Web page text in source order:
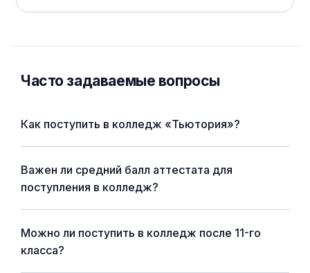
Часто задаваемые вопросы
Как поступить в колледж «Тьютория»?
Важен ли средний балл аттестата для
поступления в колледж?
Можно ли поступить в колледж после 11-го
класса?